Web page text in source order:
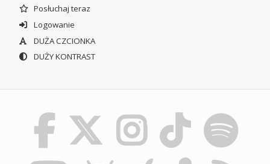
Posłuchaj teraz
Logowanie
DUŻA CZCIONKA
DUŻY KONTRAST